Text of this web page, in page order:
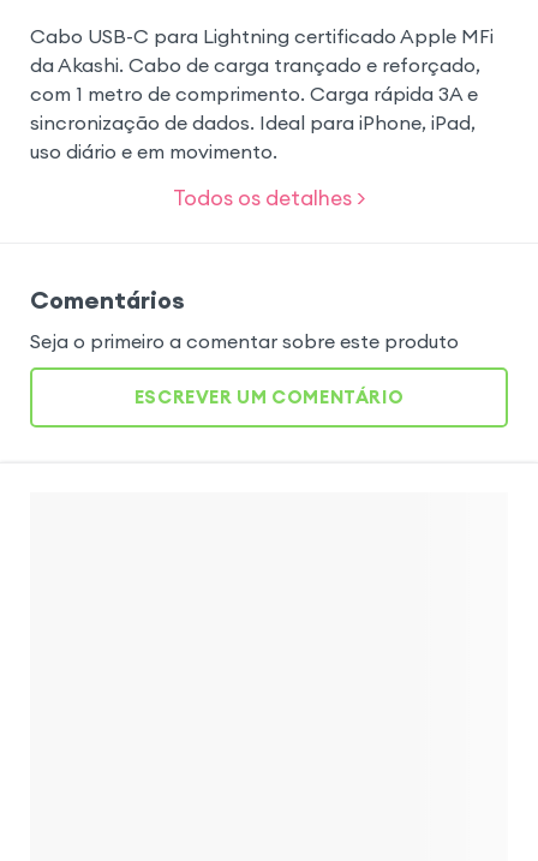
Cabo USB-C para Lightning certificado Apple MFi
da Akashi. Cabo de carga trançado e reforçado,
com 1 metro de comprimento. Carga rápida 3A e
sincronização de dados. Ideal para iPhone, iPad,
uso diário e em movimento.
Todos os detalhes >
Comentários
Seja o primeiro a comentar sobre este produto
ESCREVER UM COMENTÁRIO